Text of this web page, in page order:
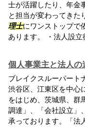
士が活躍したり、年金
と担当が変わってきた
理士にワンストップで
あります。 ・法人設
個人事業主と法人の
ブレイクスルーパート
渋谷区、江東区を中心
をはじめ、茨城県、群
調達」、「会社設立」
承っております。「法